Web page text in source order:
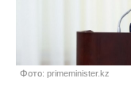
Фото: primeminister.kz